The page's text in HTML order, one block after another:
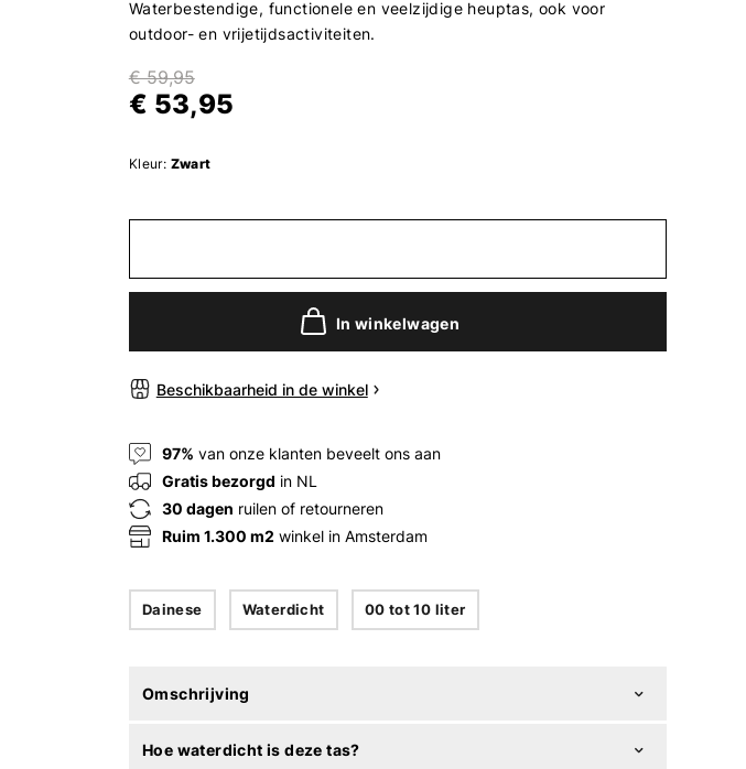
Waterbestendige, functionele en veelzijdige heuptas, ook voor
outdoor- en vrijetijdsactiviteiten.
€ 59,95
€ 53,95
Kleur: Zwart
In winkelwagen
Beschikbaarheid in de winkel
97% van onze klanten beveelt ons aan
Gratis bezorgd in NL
30 dagen ruilen of retourneren
Ruim 1.300 m2 winkel in Amsterdam
Dainese Waterdicht 00 tot 10 liter
Omschrijving
Hoe waterdicht is deze tas?